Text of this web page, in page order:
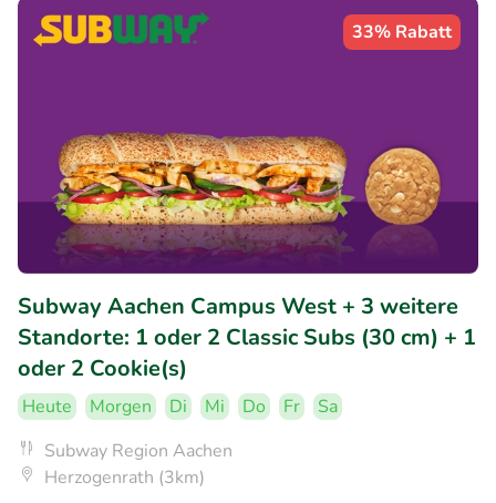
33% Rabatt
Subway Aachen Campus West + 3 weitere
Standorte: 1 oder 2 Classic Subs (30 cm) + 1
oder 2 Cookie(s)
Heute Morgen Di Mi Do Fr
Sa
Subway Region Aachen
Herzogenrath (3km)